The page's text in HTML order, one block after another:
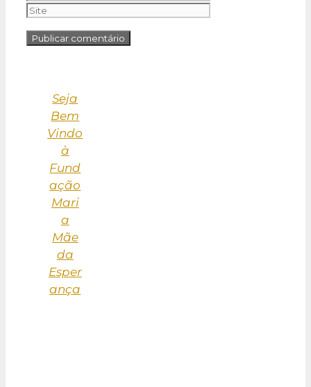
Site
Seja
Bem
Vindo
à
Fund
ação
Mari
a
Mãe
da
Esper
ança